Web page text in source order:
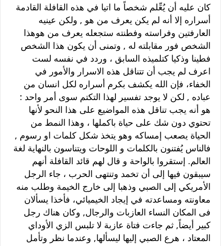
كان عليه أن يُعِّلم شخصاً ما اتيا في هذه القافلة القادمة
أسراره إلا أنه لم يكن يعرف من هو , ولكن عينيه
العارفتين وفراسته وفطنته ستجعله يعرف من هوهذا
الشخص فور مقابلته له , وتمنى أن يكون هذا الشخص
فطينا وذكيا كتلميذه السابق ، وردد في نفسه لست
اعرف لم يجب أن تتناقل هذه الاسرار والأمور في
الخفاء، فإن الله يكشف بكرم أسراره لكل انسان من
عباده , لكن لا يوجد تفسير لهذا التكتم سوى أمر واحد :
هو أنه يجب تناقل هذه المواضيع على هذا النحو لأنها
تحتوي دون شك على حياة باكملها ، وهذا النمط من
الحياة يصعب إمساكه وهو يتخذ شكل كلمات او رسوم ,
فالناس يُفتنون بالكلمات و اللوحات ويتناسون بالنهاية لغة
العالم. إستقروا بالواحة و قال لهم قائد القافلة أنهم
سيبقون فيها إلى أن تخمد وتنتهى الحرب ، جاء الرجل
الأمريكي إلى الصبي وذهبا إلى خارج الخيمة وطلب منه
معاونته ومساعدته في إيجاد الخيميائي، فأخذا يسألان
فى المكان النساء العازبات والرجال, وكان هناك رجل
كبير أيضاً, ثم جاءت فتاة عازبة لا تلبس الزي الأوداي
المعتاد ، هرع الصبي إليها ليسألها, وعندما نظر وتأمل